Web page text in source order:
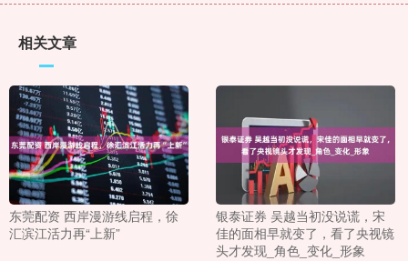
相关文章
东莞配资 西岸漫游线启程，徐
汇滨江活力再“上新”
银泰证券 吴越当初没说谎，宋
佳的面相早就变了，看了央视镜
头才发现_角色_变化_形象